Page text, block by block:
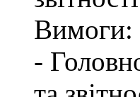
Вимоги:
-